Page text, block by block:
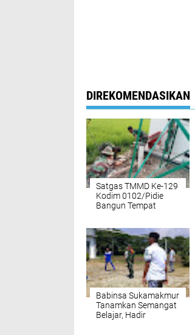
DIREKOMENDASIKAN
Satgas TMMD Ke-129
Kodim 0102/Pidie
Bangun Tempat
Masjid Al Furqan
Babinsa Sukamakmur
Tanamkan Semangat
Belajar, Hadir